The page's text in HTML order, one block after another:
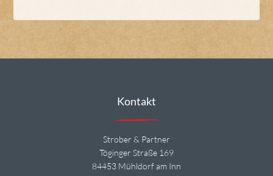
Kontakt
Strober & Partner
Töginger Straße 169
84453 Mühldorf am Inn